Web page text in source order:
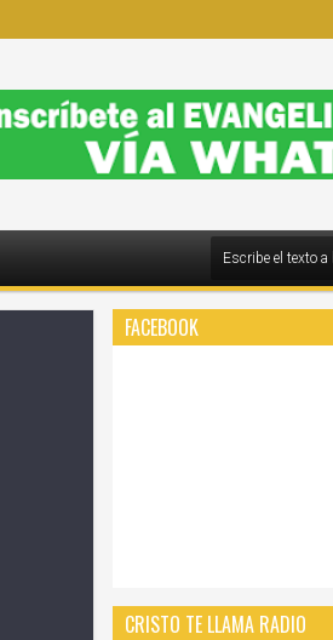
FACEBOOK
CRISTO TE LLAMA RADIO